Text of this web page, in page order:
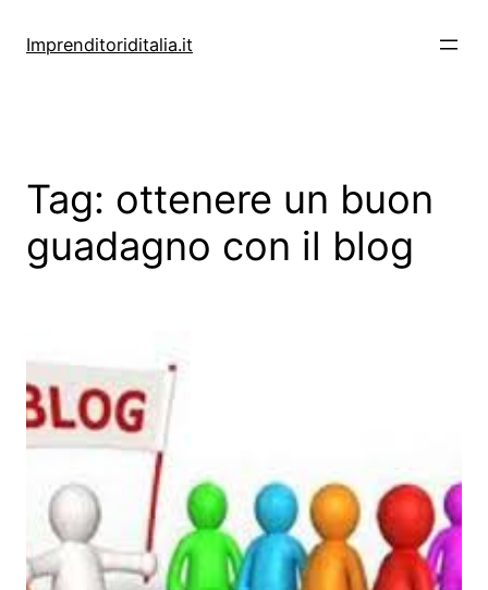
Imprenditoriditalia.it
Tag: ottenere un buon
guadagno con il blog